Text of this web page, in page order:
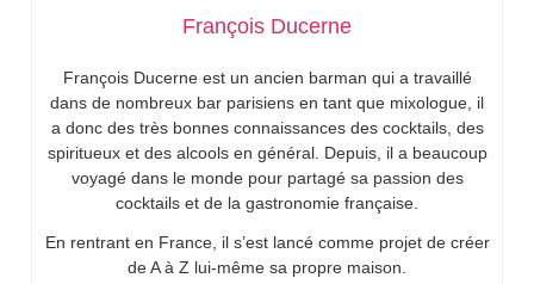
François Ducerne
François Ducerne est un ancien barman qui a travaillé
dans de nombreux bar parisiens en tant que mixologue, il
a donc des très bonnes connaissances des cocktails, des
spiritueux et des alcools en général. Depuis, il a beaucoup
voyagé dans le monde pour partagé sa passion des
cocktails et de la gastronomie française.
En rentrant en France, il s’est lancé comme projet de créer
de A à Z lui-même sa propre maison.